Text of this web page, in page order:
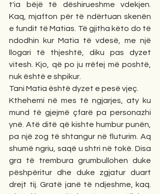
t'ia bëjë të dëshirueshme vdekjen.
Kaq, mjafton për të ndërtuan skenën
e fundit të Matias. Të gjitha këto do të
ndodhin kur Matia të vdesë, me një
llogari të thjeshtë, diku pas dyzet
vitesh. Kjo, që po ju rrëfej më poshtë,
nuk është e shpikur.
Tani Matia është dyzet e pesë vjeç.
Kthehemi në mes të ngjarjes, aty ku
mund të gjejmë çfarë pa personazhi
ynë. Atë ditë që kishte humbur punën,
pa një zog të shtangur në fluturim. Aq
shumë ngriu, saqë u shtri në tokë. Disa
gra të trembura grumbullohen duke
pëshpëritur dhe duke zgjatur duart
drejt tij. Gratë janë të ndjeshme, kaq.